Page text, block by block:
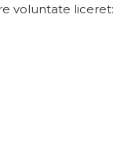
voluntate liceret: